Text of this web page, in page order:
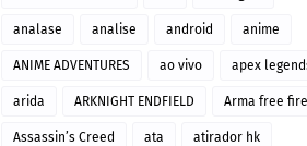
analase analise android anime
ANIME ADVENTURES ao vivo apex
arida ARKNIGHT ENDFIELD Arma free fire
Assassin’s Creed ata atirador hk